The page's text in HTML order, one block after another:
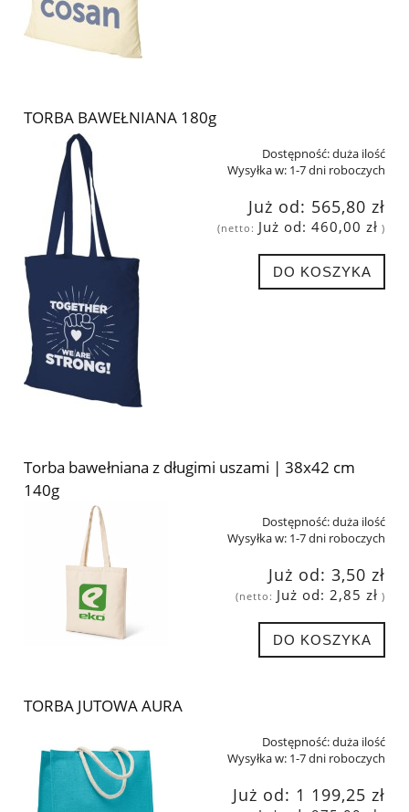
TORBA BAWEŁNIANA 180g
Dostępność:duża ilość
Wysyłka w: 1-7 dni roboczych
Już od: 565,80 zł
(netto: Już od: 460,00 zł )
DO KOSZYKA
Torba bawełniana z długimi uszami | 38x42 cm
140g
Dostępność:duża ilość
Wysyłka w: 1-7 dni roboczych
Już od: 3,50 zł
(netto: Już od: 2,85 zł )
DO KOSZYKA
TORBA JUTOWA AURA
Dostępność:duża ilość
Wysyłka w: 1-7 dni roboczych
Już od: 1 199,25 zł